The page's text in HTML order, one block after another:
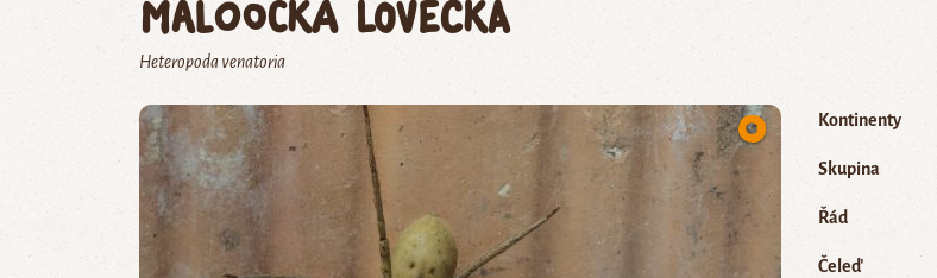
maloočka lovecká
Heteropoda venatoria
Kontinenty
Skupina
Řád
Čeleď